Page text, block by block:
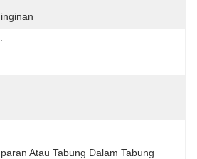
Atau Tabung Dalam Tabung